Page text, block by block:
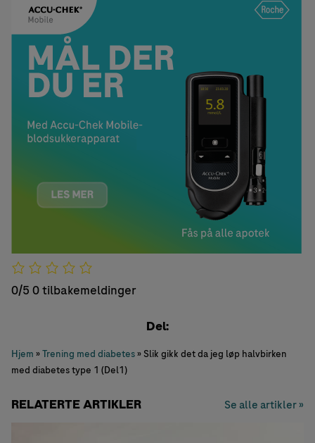
0/5 0 tilbakemeldinger
Del:
Hjem »Trening med diabetes» Slik gikk det da jeg løp halvbirken
med diabetes type 1 (Del1)
RELATERTE ARTIKLER Se alle artikler »